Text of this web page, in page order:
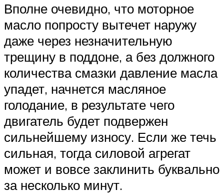
Вполне очевидно, что моторное
масло попросту вытечет наружу
даже через незначительную
трещину в поддоне, а без должного
количества смазки давление масла
упадет, начнется масляное
голодание, в результате чего
двигатель будет подвержен
сильнейшему износу. Если же течь
сильная, тогда силовой агрегат
может и вовсе заклинить буквально
за несколько минут.